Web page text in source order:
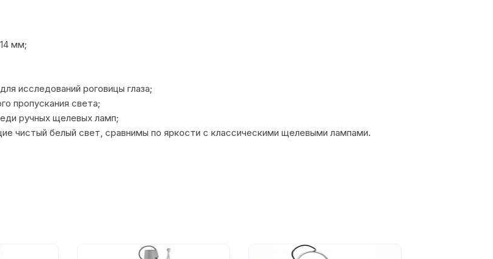
мм;
исследований роговицы глаза;
пропускания света;
ручных щелевых ламп;
чистый белый свет, сравнимы по яркости с классическими щелевыми лампами.